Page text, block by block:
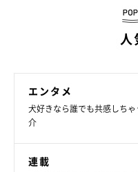
ったり嬉しそうに遊んだり
飼い主さんに伺いました。
「こむぎは私たちにとって
族で世界一の宝物です。ま
可愛いし、もっともっと色
人
エンタメ
犬好きなら誰でも共感しち
介
連載